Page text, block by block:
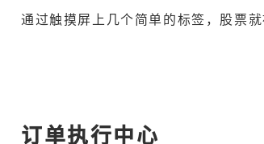
通过触摸屏上几个简单的标签，股票就
订单执行中心